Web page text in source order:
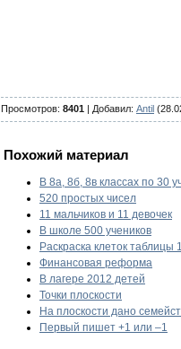
Просмотров: 8401 | Добавил: Antil
Похожий материал
В 8а, 8б, 8в классах по 30
520 простых чисел
11 мальчиков и 11 девочек
В школе 500 учеников
Раскраска клеток таблицы
Финансовая реформа
В лагере 2012 детей
Точки плоскости
На плоскости дано
Первый пишет +1 или –1